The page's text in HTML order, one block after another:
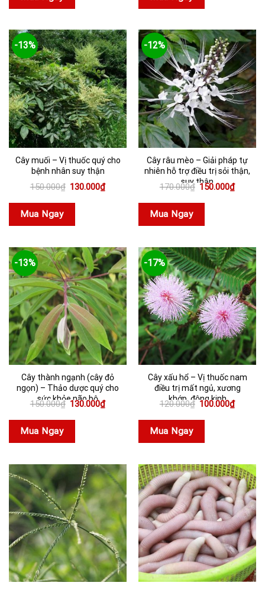
-13%
Cây muối – Vị thuốc quý cho
bệnh nhân suy thận
150.000₫ Giá
là:
130.000₫Giá
hiện
Mua Ngay
-12%
Cây râu mèo – Giải pháp tự
nhiên hỗ trợ điều trị sỏi thận,
suy thận
170.000₫ Giá
là:
150.000₫Giá
hiện
Mua Ngay
-13%
Cây thành ngạnh (cây đỏ
ngọn) – Thảo dược quý cho
sức khỏe não bộ
150.000₫ Giá
là:
130.000₫Giá
hiện
Mua Ngay
-17%
Cây xấu hổ – Vị thuốc nam
điều trị mất ngủ, xương
khớp, động kinh
120.000₫ Giá
là:
100.000₫Giá
hiện
Mua Ngay